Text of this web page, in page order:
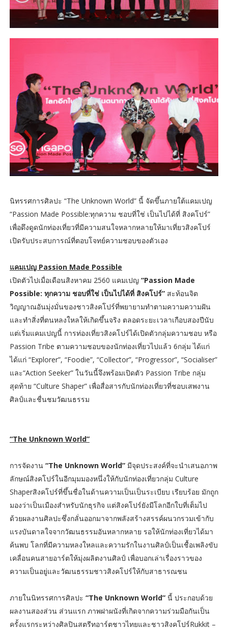
นิทรรศการศิลปะ “The Unknown World” นี้ จัดขึ้นภายใต้แคมเปญ
“Passion Made Possible:ทุกความ ชอบที่ใช่ เป็นไปได้ที่ สิงคโปร์”
เพื่อดึงดูดนักท่องเที่ยวที่มีความสนใจหลากหลายให้มาเที่ยวสิงคโปร์
เปิดรับประสบการณ์ที่ตอบโจทย์ความชอบของตัวเอง
แคมเปญ Passion Made Possible
เปิดตัวไปเมื่อเดือนสิงหาคม 2560 แคมเปญ “Passion Made
Possible: ทุกความ ชอบที่ใช่ เป็นไปได้ที่ สิงคโปร์” สะท้อนจิต
วิญญาณอันมุ่งมั่นของชาวสิงคโปร์ที่พยายามทำตามความความฝัน
และทำสิ่งที่ตนหลงใหลให้เกิดขึ้นจริง ตลอดระยะเวลาเกือบสองปีนับ
แต่เริ่มแคมเปญนี้ การท่องเที่ยวสิงคโปร์ได้เปิดตัวกลุ่มความชอบ หรือ
Passion Tribe ตามความชอบของนักท่องเที่ยวไปแล้ว 6กลุ่ม ได้แก่
ได้แก่ “Explorer”, “Foodie”, “Collector”, “Progressor”, “Socialiser”
และ“Action Seeker” ในวันนี้จึงพร้อมเปิดตัว Passion Tribe กลุ่ม
สุดท้าย “Culture Shaper” เพื่อสื่อสารกับนักท่องเที่ยวที่ชอบเสพงาน
ศิลป์และชื่นชมวัฒนธรรม
“The Unknown World”
การจัดงาน “The Unknown World” มีจุดประสงค์ที่จะนำเสนอภาพ
ลักษณ์สิงคโปร์ในอีกมุมมองหนึ่งให้กับนักท่องเที่ยวกลุ่ม Culture
Shaperสิงคโปร์ที่ขึ้นชื่อในด้านความเป็นเป็นระเบียบ เรียบร้อย มักถูก
มองว่าเป็นเมืองสำหรับนักธุรกิจ แต่สิงคโปร์ยังมีโลกอีกใบที่เต็มไป
ด้วยผลงานศิลปะซึ่งกลั่นออกมาจากพลังสร้างสรรค์ผนวกรวมเข้ากับ
แรงบันดาลใจจากวัฒนธรรมอันหลากหลาย รอให้นักท่องเที่ยวได้มา
ค้นพบ โลกที่มีความหลงใหลและความรักในงานศิลป์เป็นเชื้อเพลิงขับ
เคลื่อนคนสายอาร์ตให้มุ่งผลิตงานศิลป์ เพื่อบอกเล่าเรื่องราวของ
ความเป็นอยู่และวัฒนธรรมชาวสิงคโปร์ให้กับสาธารณชน
ภายในนิทรรศการศิลปะ “The Unknown World”นี้ ประกอบด้วย
ผลงานสองส่วน ส่วนแรก ภาพฝาผนังที่เกิดจากความร่วมมือกันเป็น
ครั้งแรกระหว่างศิลปินสตรีทอาร์ตชาวไทยและชาวสิงคโปร์Rukkit –